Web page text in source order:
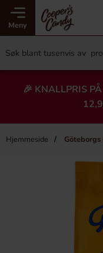
Meny
🎉 KNALLPRIS
Hjemmeside